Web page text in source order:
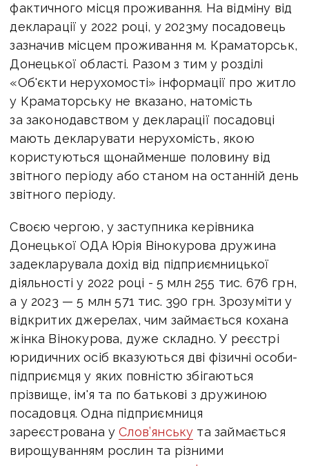
фактичного місця проживання. На відміну від
декларації у 2022 році, у 2023му посадовець
зазначив місцем проживання м. Краматорськ,
Донецької області. Разом з тим у розділі
«Об'єкти нерухомості» інформації про житло
у Краматорську не вказано, натомість
за законодавством у декларації посадовці
мають декларувати нерухомість, якою
користуються щонайменше половину від
звітного періоду або станом на останній день
звітного періоду.
Своєю чергою, у заступника керівника
Донецької ОДА Юрія Вінокурова дружина
задекларувала дохід від підприємницької
діяльності у 2022 році - 5 млн 255 тис. 676 грн,
а у 2023 — 5 млн 571 тис. 390 грн. Зрозуміти у
відкритих джерелах, чим займається кохана
жінка Вінокурова, дуже складно. У реєстрі
юридичних осіб вказуються дві фізичні особи-
підприємця у яких повністю збігаються
прізвище, ім'я та по батькові з дружиною
посадовця. Одна підприємниця
зареєстрована уСлов’янську та займається
вирощуванням рослин та різними